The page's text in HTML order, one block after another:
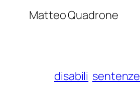
Matteo Quadrone
disabili sentenze